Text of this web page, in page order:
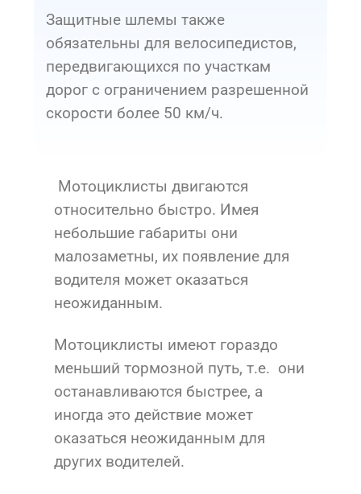
Защитные шлемы также
обязательны для велосипедистов,
передвигающихся по участкам
дорог с ограничением разрешенной
скорости более 50 км/ч.
Мотоциклисты двигаются
относительно быстро. Имея
небольшие габариты они
малозаметны, их появление для
водителя может оказаться
неожиданным.
Мотоциклисты имеют гораздо
меньший тормозной путь, т.е. они
останавливаются быстрее, а
иногда это действие может
оказаться неожиданным для
других водителей.